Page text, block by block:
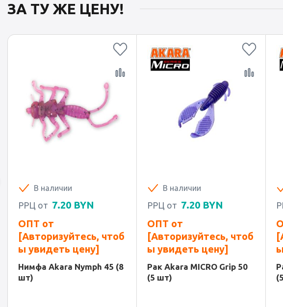
ЗА ТУ ЖЕ ЦЕНУ!
В наличии
РРЦ от 7.20 BYN
ОПТ от
[Авторизуйтесь, чтоб
ы увидеть цену]
Нимфа Akara Nymph 45 (8
шт)
В наличии
РРЦ от 7.20 BYN
ОПТ от
[Авторизуйтесь, чтоб
ы увидеть цену]
Рак Akara MICRO Grip 50
(5 шт)